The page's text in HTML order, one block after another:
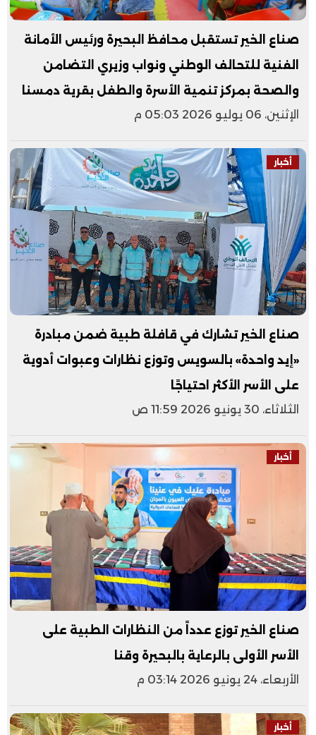
صناع الخير تستقبل محافظ البحيرة ورئيس الأمانة
الفنية للتحالف الوطني ونواب وزيري التضامن
والصحة بمركز تنمية الأسرة والطفل بقرية دمسنا
الإثنين، 06 يوليو 2026 05:03 م
أخبار
صناع الخير تشارك في قافلة طبية ضمن مبادرة
«إيد واحدة» بالسويس وتوزع نظارات وعبوات أدوية
على الأسر الأكثر احتياجًا
الثلاثاء، 30 يونيو 2026 11:59 ص
أخبار
صناع الخير توزع عدداً من النظارات الطبية على
الأسر الأولى بالرعاية بالبحيرة وقنا
الأربعاء، 24 يونيو 2026 03:14 م
أخبار